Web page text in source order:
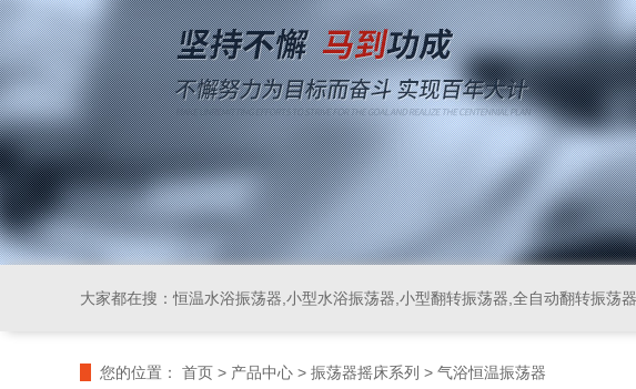
大家都在搜：恒温水浴振荡器,小型水浴振荡器,小型翻转振荡器,全自动翻转振荡器
您的位置： 首页 > 产品中心 > 振荡器摇床系列 > 气浴恒温振荡器